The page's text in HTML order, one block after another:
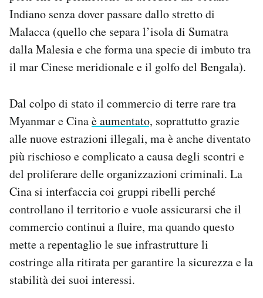
Indiano senza dover passare dallo stretto di
Malacca (quello che separa l’isola di Sumatra
dalla Malesia e che forma una specie di imbuto tra
il mar Cinese meridionale e il golfo del Bengala).
Dal colpo di stato il commercio di terre rare tra
Myanmar e Cinaè aumentato, soprattutto grazie
alle nuove estrazioni illegali, ma è anche diventato
più rischioso e complicato a causa degli scontri e
del proliferare delle organizzazioni criminali. La
Cina si interfaccia coi gruppi ribelli perché
controllano il territorio e vuole assicurarsi che il
commercio continui a fluire, ma quando questo
mette a repentaglio le sue infrastrutture li
costringe alla ritirata per garantire la sicurezza e la
stabilità dei suoi interessi.